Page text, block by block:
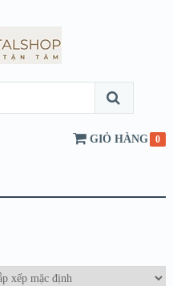
GIỎ HÀNG 0